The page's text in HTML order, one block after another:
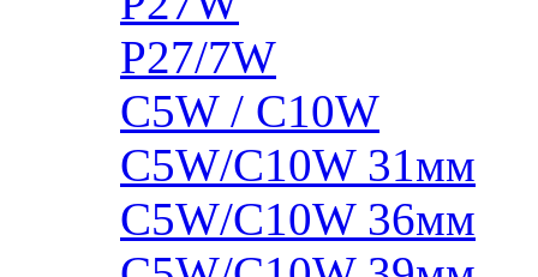
P27/7W
C5W / C10W
C5W/C10W 31мм
C5W/C10W 36мм